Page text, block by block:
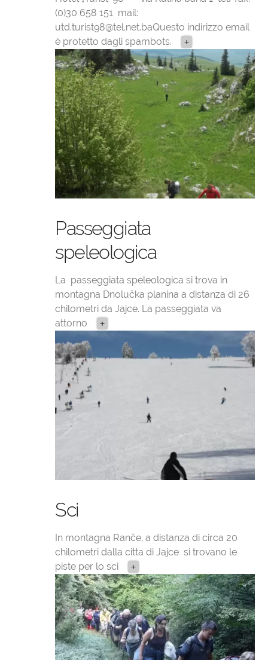
(0)30 658 151 mail:
utd.turist98@tel.net.baQuesto indirizzo email
è protetto dagli spambots.
+
Passeggiata
speleologica
La passeggiata speleologica si trova in
montagna Dnolučka planina a distanza di 26
chilometri da Jajce. La passeggiata va
attorno
+
Sci
In montagna Ranče, a distanza di circa 20
chilometri dalla citta di Jajce si trovano le
piste per lo sci
+